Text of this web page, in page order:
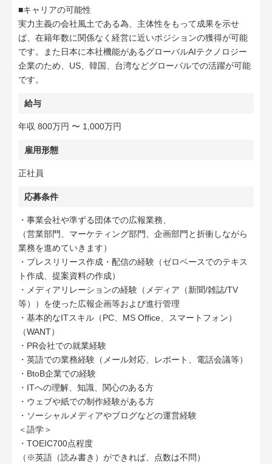
■キャリアの可能性
実力主義の会社風土である為、主体性をもって成果を示せ
ば、在籍年数に関係なく経営に近いポジションの獲得が可能
です。また日本に本社機能があるグローバルAIテクノロジー
企業のため、US、韓国、台湾などグローバルでの活躍が可能
です。
給与
年収 800万円 〜 1,000万円
雇用形態
正社員
応募条件
・事業会社や準ずる団体での広報業務、
（営業部門、マーケティング部門、企画部門と折衝しながら
業務を進めていきます）
・プレスリリース作成・配信の経験（ゼロベースでのテキス
ト作成、提案資料の作成）
・メディアリレーションの経験（メディア（新聞/雑誌/TV
等））を使った広報企画等および進行管理
・基本的なITスキル（PC、MS Office、スマートフォン）
（WANT）
・PR会社での就業経験
・英語での業務経験（メール対応、レポート、電話会議等）
・BtoB企業での経験
・ITへの理解、知識、関心のある方
・ウェブや紙での制作経験がある方
・ソーシャルメディアやブログなどの運営経験
＜語学＞
・TOEIC700点程度
（※英語（読み書き）ができれば、点数は不問）